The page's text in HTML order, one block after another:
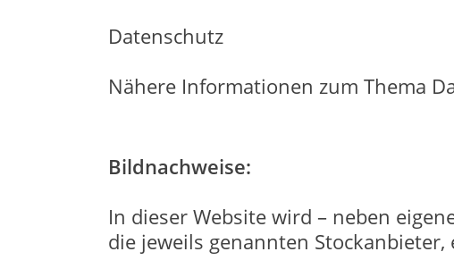
Datenschutz
Nähere Informationen zum Thema
Bildnachweise:
In dieser Website wird – neben
die jeweils genannten Stockanbieter,